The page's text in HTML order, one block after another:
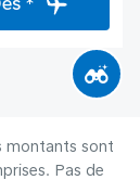
montants sont
Pas de